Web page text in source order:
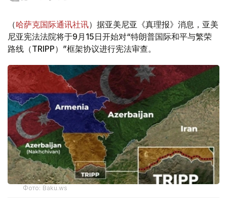
（哈萨克国际通讯社讯）据亚美尼亚《真理报》消息，亚美
尼亚宪法法院将于9月15日开始对“特朗普国际和平与繁荣
路线（TRIPP）”框架协议进行宪法审查。
Фото: Baku.ws